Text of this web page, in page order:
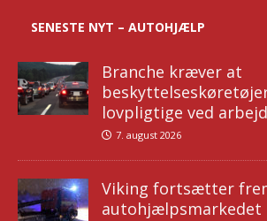
SENESTE NYT – AUTOHJÆLP
Branche kræver at
lovpligtige ved
7. august 2026
Viking fortsætter
autohjælpsmarkedet